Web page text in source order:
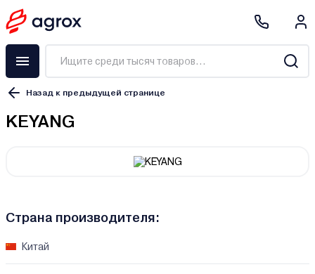
Назад к предыдущей странице
KEYANG
Страна производителя:
Китай